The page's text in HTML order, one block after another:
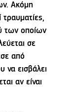
Ακόμη
τραυματίες,
των οποίων
σε
από
να εισβάλει
αν είναι